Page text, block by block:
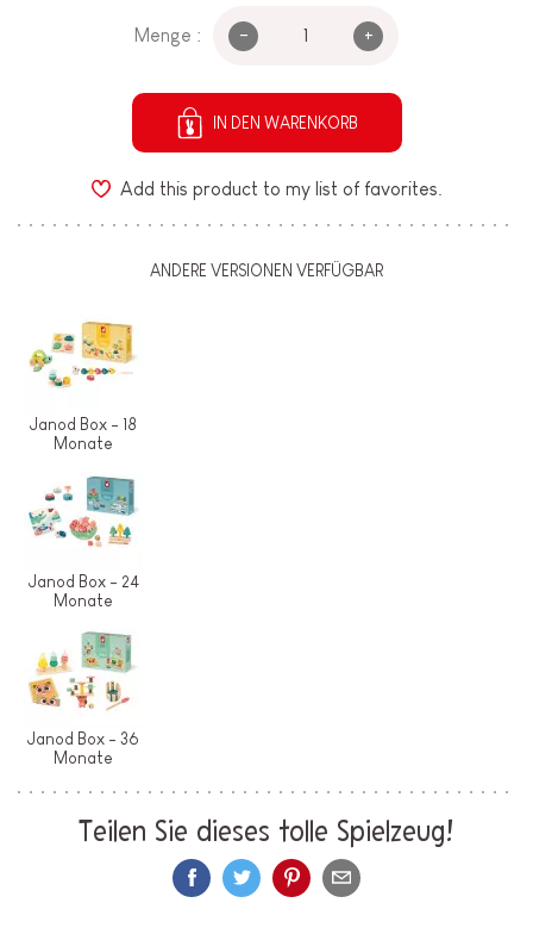
Menge : - +
IN DEN WARENKORB
Add this product to my list of favorites.
ANDERE VERSIONEN VERFÜGBAR
Janod Box - 18
Monate
Janod Box - 24
Monate
Janod Box - 36
Monate
Teilen Sie dieses tolle Spielzeug!